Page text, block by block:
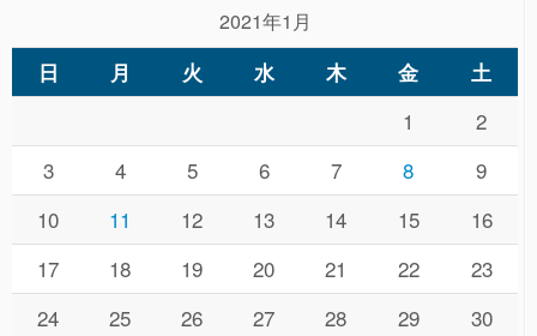
2021年1月
日 月 火 水 木 金 土
1
2
3
4 5 6 7 8
9
10
11 12 13 14 15
16
17
18 19 20 21 22
23
24
25 26 27 28 29
30